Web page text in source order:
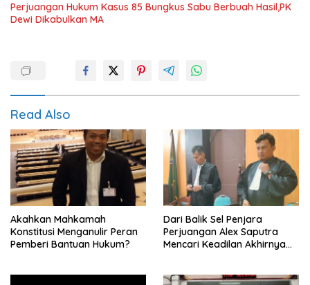
Perjuangan Hukum Kasus 85 Bungkus Sabu Berbuah Hasil,PK
Dewi Dikabulkan MA
Read Also
Akahkan Mahkamah
Konstitusi Menganulir Peran
Pemberi Bantuan Hukum?
Dari Balik Sel Penjara
Perjuangan Alex Saputra
Mencari Keadilan Akhirnya